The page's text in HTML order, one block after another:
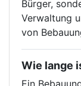
Bürger,
Verwaltung
von
Wie lange
Ein